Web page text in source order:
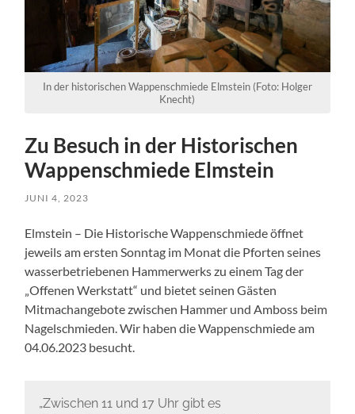
In der historischen Wappenschmiede Elmstein (Foto: Holger
Knecht)
Zu Besuch in der Historischen
Wappenschmiede Elmstein
JUNI 4, 2023
Elmstein – Die Historische Wappenschmiede öffnet
jeweils am ersten Sonntag im Monat die Pforten seines
wasserbetriebenen Hammerwerks zu einem Tag der
„Offenen Werkstatt“ und bietet seinen Gästen
Mitmachangebote zwischen Hammer und Amboss beim
Nagelschmieden. Wir haben die Wappenschmiede am
04.06.2023 besucht.
„Zwischen 11 und 17 Uhr gibt es